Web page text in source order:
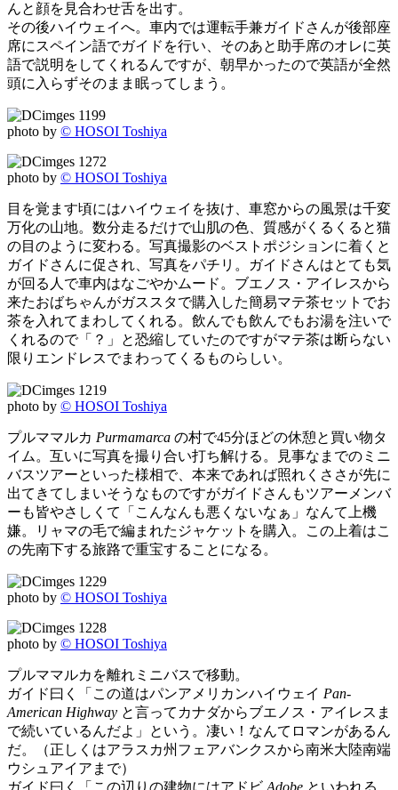
んと顔を見合わせ舌を出す。
その後ハイウェイへ。車内では運転手兼ガイドさんが後部座
席にスペイン語でガイドを行い、そのあと助手席のオレに英
語で説明をしてくれるんですが、朝早かったので英語が全然
頭に入らずそのまま眠ってしまう。
photo by © HOSOI Toshiya
photo by © HOSOI Toshiya
目を覚ます頃にはハイウェイを抜け、車窓からの風景は千変
万化の山地。数分走るだけで山肌の色、質感がくるくると猫
の目のように変わる。写真撮影のベストポジションに着くと
ガイドさんに促され、写真をパチリ。ガイドさんはとても気
が回る人で車内はなごやかムード。ブエノス・アイレスから
来たおばちゃんがガススタで購入した簡易マテ茶セットでお
茶を入れてまわしてくれる。飲んでも飲んでもお湯を注いで
くれるので「？」と恐縮していたのですがマテ茶は断らない
限りエンドレスでまわってくるものらしい。
photo by © HOSOI Toshiya
プルママルカ Purmamarca の村で45分ほどの休憩と買い物タ
イム。互いに写真を撮り合い打ち解ける。見事なまでのミニ
バスツアーといった様相で、本来であれば照れくささが先に
出てきてしまいそうなものですがガイドさんもツアーメンバ
ーも皆やさしくて「こんなんも悪くないなぁ」なんて上機
嫌。リャマの毛で編まれたジャケットを購入。この上着はこ
の先南下する旅路で重宝することになる。
photo by © HOSOI Toshiya
photo by © HOSOI Toshiya
プルママルカを離れミニバスで移動。
ガイド曰く「この道はパンアメリカンハイウェイ Pan-
American Highway と言ってカナダからブエノス・アイレスま
で続いているんだよ」という。凄い！なんてロマンがあるん
だ。（正しくはアラスカ州フェアバンクスから南米大陸南端
ウシュアイアまで）
ガイド曰く「この辺りの建物にはアドビ Adobe といわれる